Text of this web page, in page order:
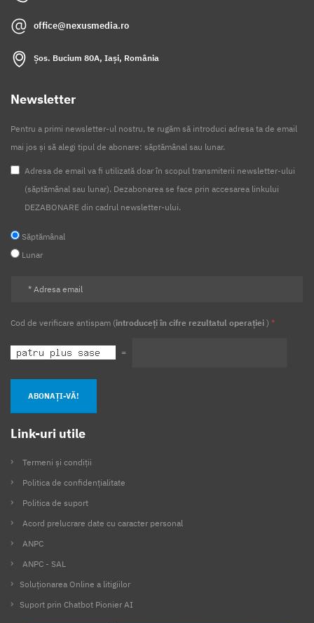
office@nexusmedia.ro
Șos. Bucium 80A, Iași, România
Newsletter
Pentru a primi newsletter-ul nostru, te rugăm să introduci adresa ta de email
mai jos și să alegi tipul de abonare: săptămânal sau lunar.
Adresa de email va fi utilizată doar în scopul transmiterii newsletter-ului
(săptămânal sau lunar). Dezabonarea se face prin accesarea linkului
DEZABONARE din cadrul newsletter-ului.
Săptămânal
Lunar
Cod de verificare antispam (introduceți în cifre rezultatul operației ) *
=
ABONAȚI-VĂ!
Link-uri utile
Termeni și condiții
Politica de confidențialitate
Politica de suport
Acord prelucrare date cu caracter personal
ANPC
ANPC - SAL
Soluționarea Online a litigiilor
Suport prin Chatbot Pionier AI